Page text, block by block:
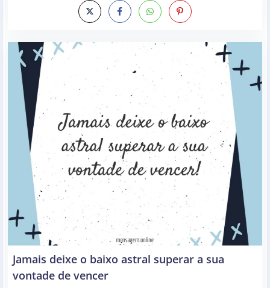
Jamais deixe o baixo astral superar a sua
vontade de vencer